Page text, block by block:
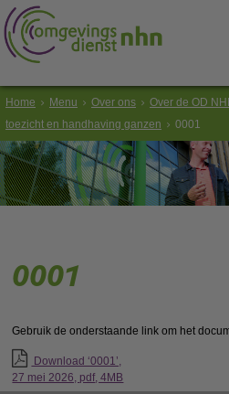
Home Menu Over ons Over de OD
toezicht en handhaving ganzen
0001
0001
Gebruik de onderstaande link om het
Download ‘0001’,
27 mei 2026, pdf, 4MB